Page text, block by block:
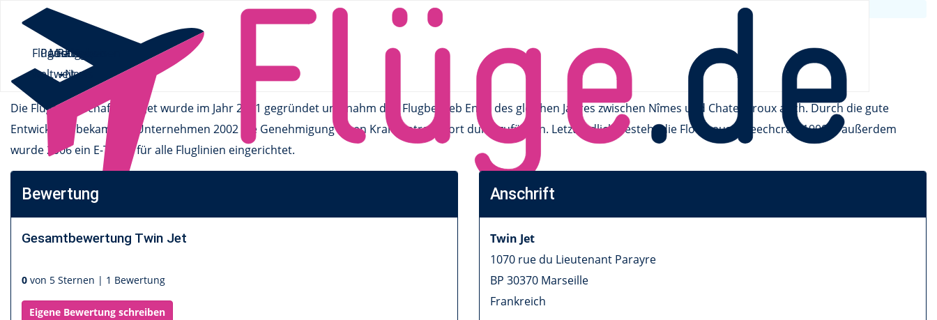
Flüge
weltweit
Pauschalreisen
Mietwagen
Ratgeber
Flüge
News
Flüge.de»
Twin Jet
Die Fluggesellschaft Twin Jet wurde im Jahr 2001 gegründet und nahm den Flugbetrieb Ende des gleichen Jahres zwischen Nîmes und Chateauroux auch. Durch die gute
Entwicklung bekam das Unternehmen 2002 die Genehmigung einen Krankentransport durchzuführen. Letztendlich Besteht die Flotte aus 9 Beechcraft 1900D, außerdem
wurde 2006 ein E-Ticket für alle Fluglinien eingerichtet.
Bewertung
Gesamtbewertung Twin Jet
0 von 5 Sternen | 1 Bewertung
Eigene Bewertung schreiben
Anschrift
Twin Jet
1070 rue du Lieutenant Parayre
BP 30370 Marseille
Frankreich